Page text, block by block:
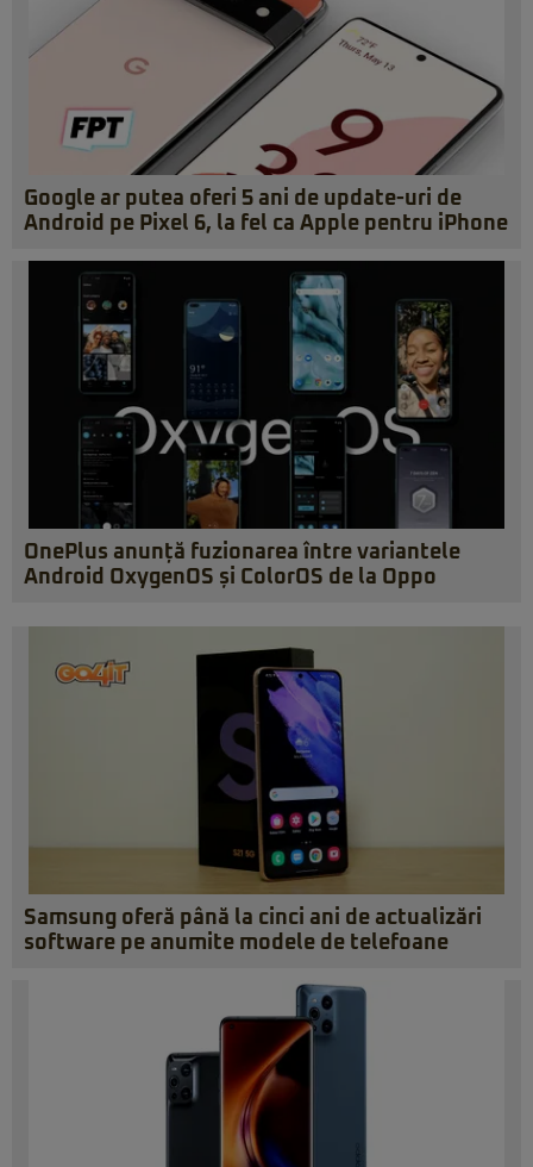
Google ar putea oferi 5 ani de update-uri de
Android pe Pixel 6, la fel ca Apple pentru iPhone
OnePlus anunță fuzionarea între variantele
Android OxygenOS și ColorOS de la Oppo
Samsung oferă până la cinci ani de actualizări
software pe anumite modele de telefoane